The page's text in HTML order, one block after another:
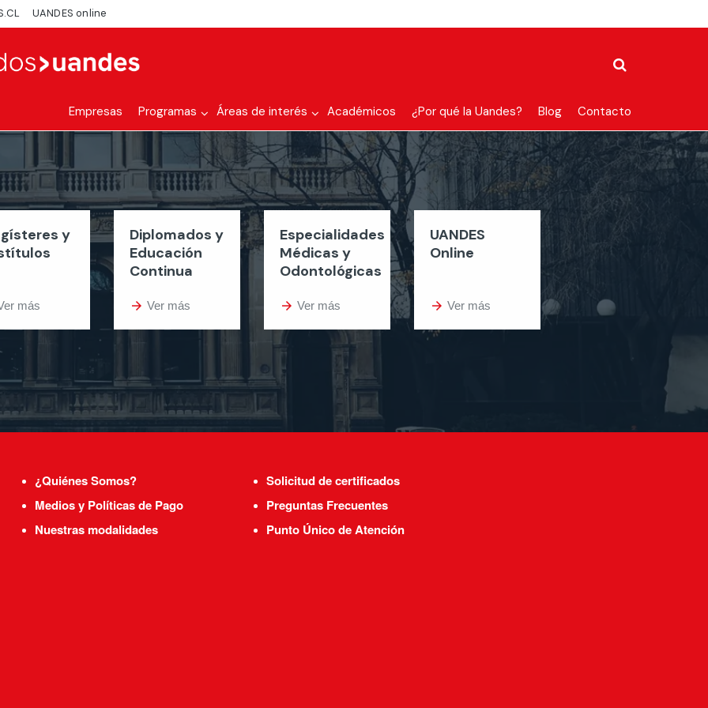
UANDES online
Empresas Programas Áreas de interés Académicos ¿Por qué la Uandes? Blog Contacto
y
más
Diplomados y
Educación
Continua
arrow_forward Ver más
Especialidades
Médicas y
Odontológicas
arrow_forward Ver más
UANDES
Online
arrow_forward Ver más
¿Quiénes Somos?
Medios y Políticas de Pago
Nuestras modalidades
Solicitud de certificados
Preguntas Frecuentes
Punto Único de Atención